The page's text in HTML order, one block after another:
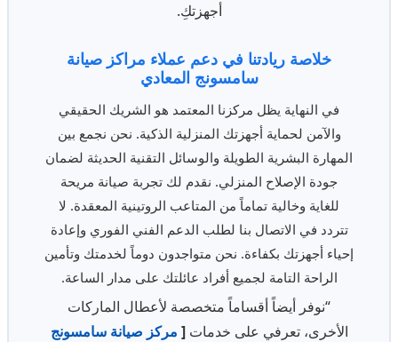
أجهزتكِ.
خلاصة ريادتنا في دعم عملاء مراكز صيانة
سامسونج المعادي
في النهاية يظل مركزنا المعتمد هو الشريك الحقيقي
والآمن لحماية أجهزتك المنزلية الذكية. نحن نجمع بين
المهارة البشرية الطويلة والوسائل التقنية الحديثة لضمان
جودة الإصلاح المنزلي. نقدم لك تجربة صيانة مريحة
للغاية وخالية تماماً من المتاعب الروتينية المعقدة. لا
تتردد في الاتصال بنا لطلب الدعم الفني الفوري وإعادة
إحياء أجهزتك بكفاءة. نحن متواجدون دوماً لخدمتك وتأمين
الراحة التامة لجميع أفراد عائلتك على مدار الساعة.
“نوفر أيضاً أقساماً متخصصة لأعطال الماركات
الأخرى، تعرفي على خدمات[ مركز صيانة سامسونج